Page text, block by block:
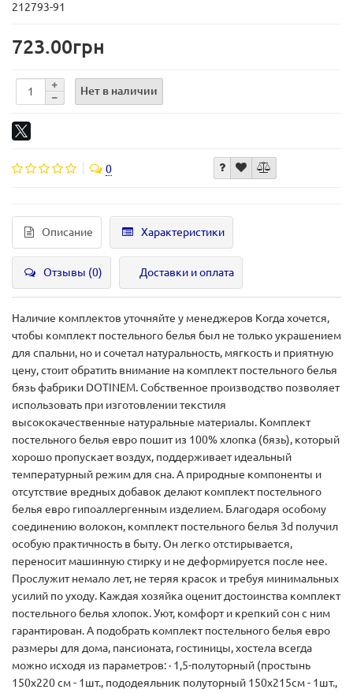
212793-91
723.00грн
Нет в наличии
0
Описание Характеристики
Отзывы (0) Доставки и оплата
Наличие комплектов уточняйте у менеджеров Когда хочется,
чтобы комплект постельного белья был не только украшением
для спальни, но и сочетал натуральность, мягкость и приятную
цену, стоит обратить внимание на комплект постельного белья
бязь фабрики DOTINEM. Собственное производство позволяет
использовать при изготовлении текстиля
высококачественные натуральные материалы. Комплект
постельного белья евро пошит из 100% хлопка (бязь), который
хорошо пропускает воздух, поддерживает идеальный
температурный режим для сна. А природные компоненты и
отсутствие вредных добавок делают комплект постельного
белья евро гипоаллергенным изделием. Благодаря особому
соединению волокон, комплект постельного белья 3d получил
особую практичность в быту. Он легко отстирывается,
переносит машинную стирку и не деформируется после нее.
Прослужит немало лет, не теряя красок и требуя минимальных
усилий по уходу. Каждая хозяйка оценит достоинства комплект
постельного белья хлопок. Уют, комфорт и крепкий сон с ним
гарантирован. А подобрать комплект постельного белья евро
размеры для дома, пансионата, гостиницы, хостела всегда
можно исходя из параметров: · 1,5-полуторный (простынь
150х220 см - 1шт., пододеяльник полуторный 150х215см - 1шт.,